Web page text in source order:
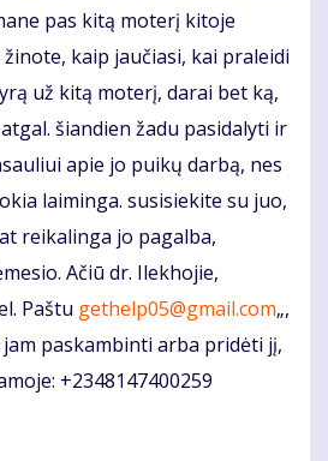
pas kitą moterį kitoje
žinote, kaip jaučiasi, kai praleidi
už kitą moterį, darai bet ką,
šiandien žadu pasidalyti ir
apie jo puikų darbą, nes
laiminga. susisiekite su juo,
reikalinga jo pagalba,
Ačiū dr. Ilekhojie,
Paštu gethelp05@gmail.com„,
paskambinti arba pridėti jį,
+2348147400259